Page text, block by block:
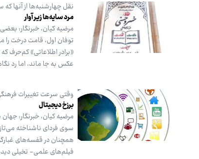
نقل چهارشنبه‌ها از آنها
مرد سایه‌ها زیر آوار
مرضیه کیان، خبرنگار:
توفان اول، قامت درخت
عکس به جا ماند، اما رد
وقتی سرعت تغییرات
برزخ دیجیتال
مرضیه کیان، خبرنگار:
سوی فردای ناشناخته
همچنان در قفسه‌های
فیلم‌های علمی- ‌تخیلی